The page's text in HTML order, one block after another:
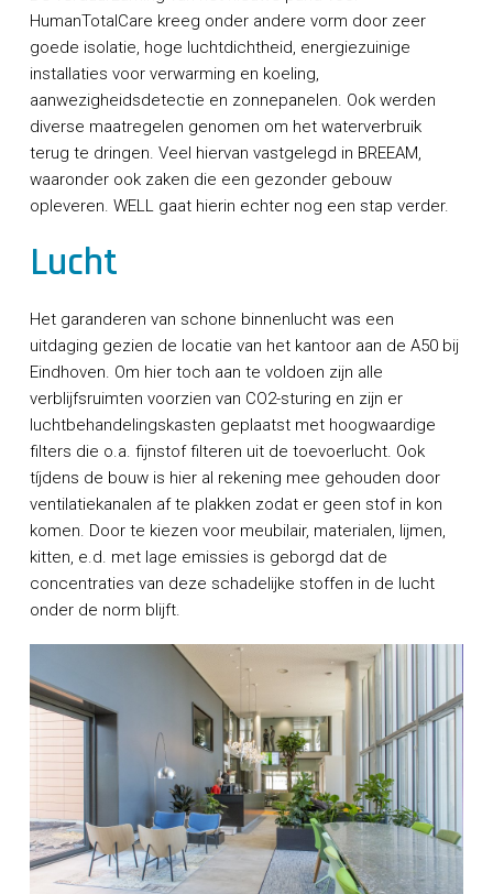
HumanTotalCare kreeg onder andere vorm door zeer
goede isolatie, hoge luchtdichtheid, energiezuinige
installaties voor verwarming en koeling,
aanwezigheidsdetectie en zonnepanelen. Ook werden
diverse maatregelen genomen om het waterverbruik
terug te dringen. Veel hiervan vastgelegd in BREEAM,
waaronder ook zaken die een gezonder gebouw
opleveren. WELL gaat hierin echter nog een stap verder.
Lucht
Het garanderen van schone binnenlucht was een
uitdaging gezien de locatie van het kantoor aan de A50 bij
Eindhoven. Om hier toch aan te voldoen zijn alle
verblijfsruimten voorzien van CO2-sturing en zijn er
luchtbehandelingskasten geplaatst met hoogwaardige
filters die o.a. fijnstof filteren uit de toevoerlucht. Ook
tíjdens de bouw is hier al rekening mee gehouden door
ventilatiekanalen af te plakken zodat er geen stof in kon
komen. Door te kiezen voor meubilair, materialen, lijmen,
kitten, e.d. met lage emissies is geborgd dat de
concentraties van deze schadelijke stoffen in de lucht
onder de norm blijft.